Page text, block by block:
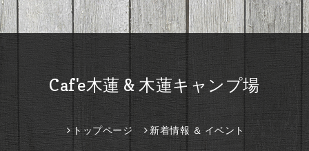
Caf'e木蓮 & 木蓮キャンプ場
トップページ 新着情報 ＆ イベント